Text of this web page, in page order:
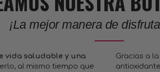
¡La mejor manera de
vida saludable y una
al mismo tiempo que
Gracias a